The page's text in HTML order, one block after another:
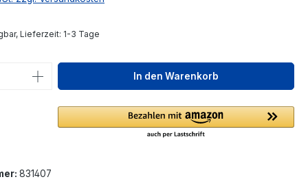
Lieferzeit: 1-3 Tage
Anzahl: Gib den gewünschten Wert
In den Warenkorb
831407